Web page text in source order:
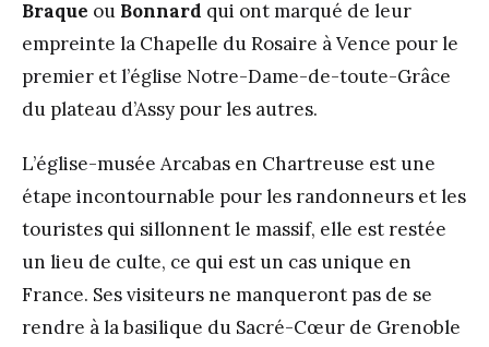
Braque ou Bonnard qui ont marqué de leur
empreinte la Chapelle du Rosaire à Vence pour le
premier et l’église Notre-Dame-de-toute-Grâce
du plateau d’Assy pour les autres.
L’église-musée Arcabas en Chartreuse est une
étape incontournable pour les randonneurs et les
touristes qui sillonnent le massif, elle est restée
un lieu de culte, ce qui est un cas unique en
France. Ses visiteurs ne manqueront pas de se
rendre à la basilique du Sacré-Cœur de Grenoble